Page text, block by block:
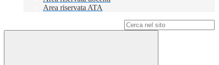
Area riservata ATA